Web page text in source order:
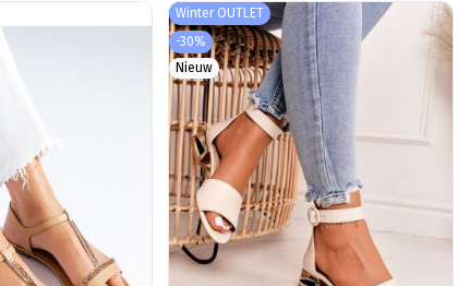
Winter OUTLET
-30%
Nieuw